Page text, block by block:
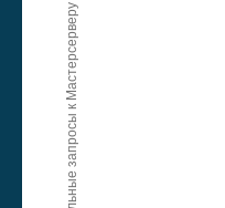
Уникальные запросы к Мастерсерверу